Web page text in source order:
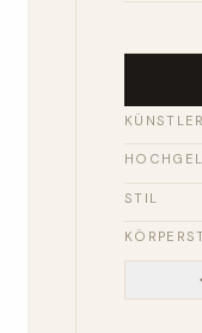
KÜNSTLER
STIL